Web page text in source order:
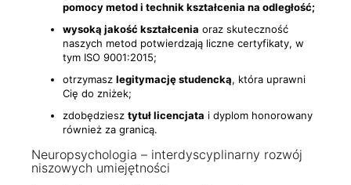
pomocy metod i technik kształcenia na odległość;
wysoką jakość kształcenia oraz skuteczność
naszych metod potwierdzają liczne certyfikaty, w
tym ISO 9001:2015;
otrzymaszlegitymację studencką, która uprawni
Cię do zniżek;
zdobędziesztytuł licencjata i dyplom honorowany
również za granicą.
Neuropsychologia – interdyscyplinarny rozwój
niszowych umiejętności